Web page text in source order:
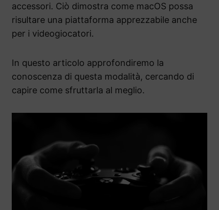
accessori. Ciò dimostra come macOS possa
risultare una piattaforma apprezzabile anche
per i videogiocatori.
In questo articolo approfondiremo la
conoscenza di questa modalità, cercando di
capire come sfruttarla al meglio.